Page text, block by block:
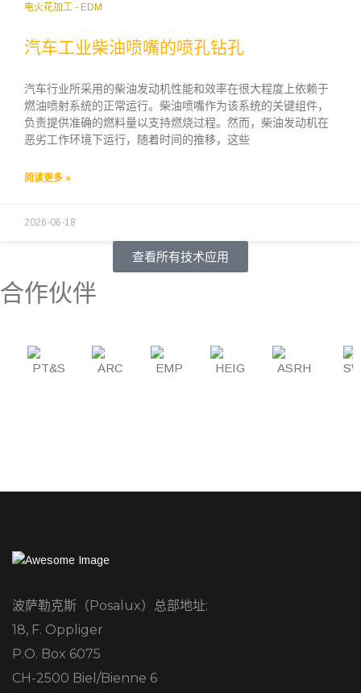
电火花加工 - EDM
汽车工业柴油喷嘴的喷孔钻孔
汽车行业所采用的柴油发动机性能和效率在很大程度上依赖于
燃油喷射系统的正常运行。柴油喷嘴作为该系统的关键组件，
负责提供准确的燃料量以支持燃烧过程。然而，柴油发动机在
恶劣工作环境下运行，随着时间的推移，这些
阅读更多 »
2026-06-18
查看所有技术应用
合作伙伴
波萨勒克斯（Posalux）总部地址:
18, F. Oppliger
P.O. Box 6075
CH-2500 Biel/Bienne 6